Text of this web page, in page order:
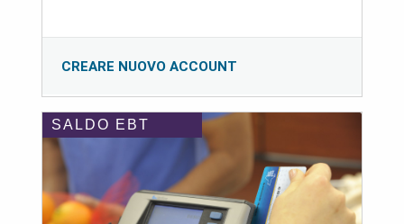
CREARE NUOVO ACCOUNT
SALDO EBT